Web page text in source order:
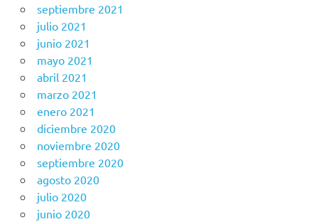
septiembre 2021
julio 2021
junio 2021
mayo 2021
abril 2021
marzo 2021
enero 2021
diciembre 2020
noviembre 2020
septiembre 2020
agosto 2020
julio 2020
junio 2020